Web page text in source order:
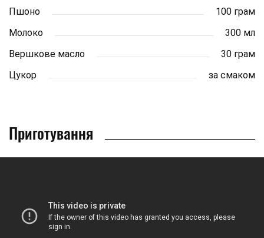
Пшоно
100 грам
Молоко
300 мл
Вершкове масло
30 грам
Цукор
за смаком
Приготування